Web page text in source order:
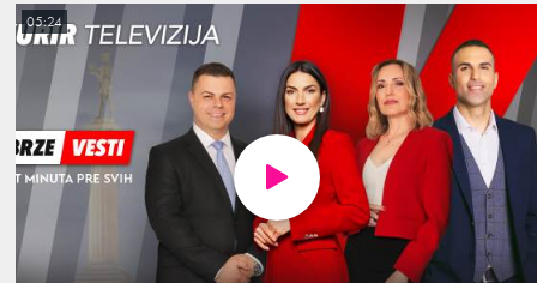
05:24